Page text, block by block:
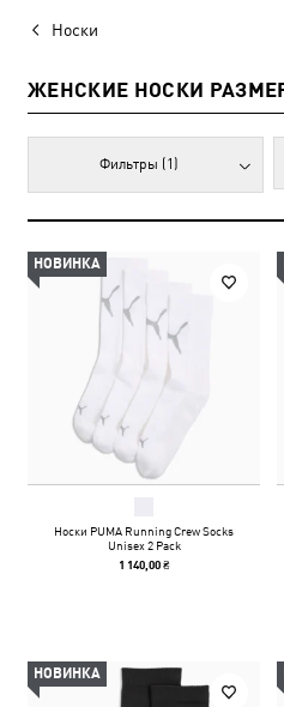
Носки
ЖЕНСКИЕ НОСКИ
Фильтры (1)
НОВИНКА
Носки PUMA Running Crew Socks
Unisex 2 Pack
1 140,00 ₴
НОВИНКА